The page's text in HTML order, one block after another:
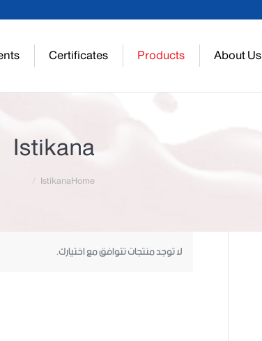
About Us
Products
Certificates
Istikana
Home
Istikana
لا توجد منتجات تتوافق مع اختيارك.